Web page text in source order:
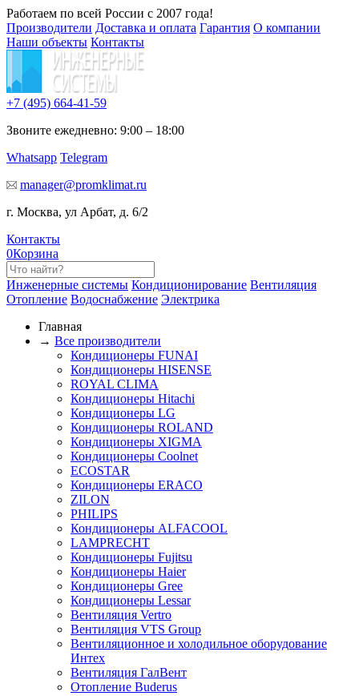
Работаем по всей России с 2007 года!
Производители Доставка и оплата Гарантия О компании
Наши объекты Контакты
+7 (495) 664-41-59
Звоните ежедневно: 9:00 – 18:00
Whatsapp Telegram
manager@promklimat.ru
г. Москва, ул Арбат, д. 6/2
Контакты
0Корзина
Инженерные системы Кондиционирование Вентиляция
Отопление Водоснабжение Электрика
Главная
→ Все производители
Кондиционеры FUNAI
Кондиционеры HISENSE
ROYAL CLIMA
Кондиционеры Hitachi
Кондиционеры LG
Кондиционеры ROLAND
Кондиционеры XIGMA
Кондиционеры Coolnet
ECOSTAR
Кондиционеры ERACO
ZILON
PHILIPS
Кондиционеры ALFACOOL
LAMPRECHT
Кондиционеры Fujitsu
Кондиционеры Haier
Кондиционеры Gree
Кондиционеры Lessar
Вентиляция Vertro
Вентиляция VTS Group
Вентиляционное и холодильное оборудование
Интех
Вентиляция ГалВент
Отопление Buderus